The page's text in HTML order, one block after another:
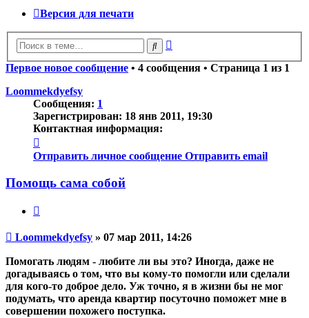
Версия для печати
Поиск
Первое новое сообщение • 4 сообщения • Страница 1 из 1
Loommekdyefsy
Сообщения: 1
Зарегистрирован: 18 янв 2011, 19:30
Контактная информация:
информация
пользователя
Loommekdyefsy
Отправить личное сообщение Отправить email
Помощь сама собой
Непрочитанное
Loommekdyefsy » 07 мар 2011, 14:26
Помогать людям - любите ли вы это? Иногда, даже не
догадываясь о том, что вы кому-то помогли или сделали
для кого-то доброе дело. Уж точно, я в жизни бы не мог
подумать, что аренда квартир посуточно поможет мне в
совершении похожего поступка.